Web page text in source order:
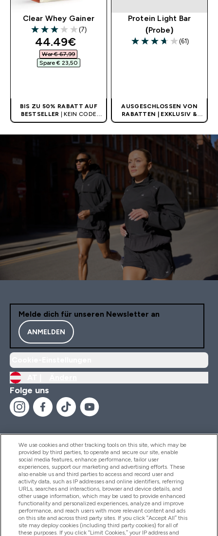
Clear Whey Gainer
3 out of 5 stars
(7)
discounted price
44.49€‎
War € 67,99‎
Spare € 23,50‎
BIS ZU 50% RABATT AUF
BESTSELLER
| KEIN CODE
BENÖTIGT
Protein Light Bar
(Probe)
3.67 out of 5 stars
(61)
AUSGESCHLOSSEN VON
RABATTEN | EXKLUSIV &
LIMITIERT
Melde dich für unseren Newsletter an
ANMELDEN
Folge uns
Hilfe Und Informationen
Produkte
Unternehmensinformationen
We use cookies and other tracking tools on this site, which may be
provided by third parties, to operate and secure our site, enable
social media features, enhance performance, tailor user
experiences, support our marketing and advertising efforts. These
also enable us and third parties to access and record user and
activity data, such as IP addresses and online identifiers, referring
URLs, searches and interactions, browser and device details, and
other usage information, which may be used to provide enhanced
functionality and personalized experiences, analyze and improve
performance, and reach users with more relevant content and ads
on this site and across third party sites. If you click “Accept All” this
site may deploy cookies (including third party cookies) for all of
these purposes. If you click “Limit Cookies,” your IP address and